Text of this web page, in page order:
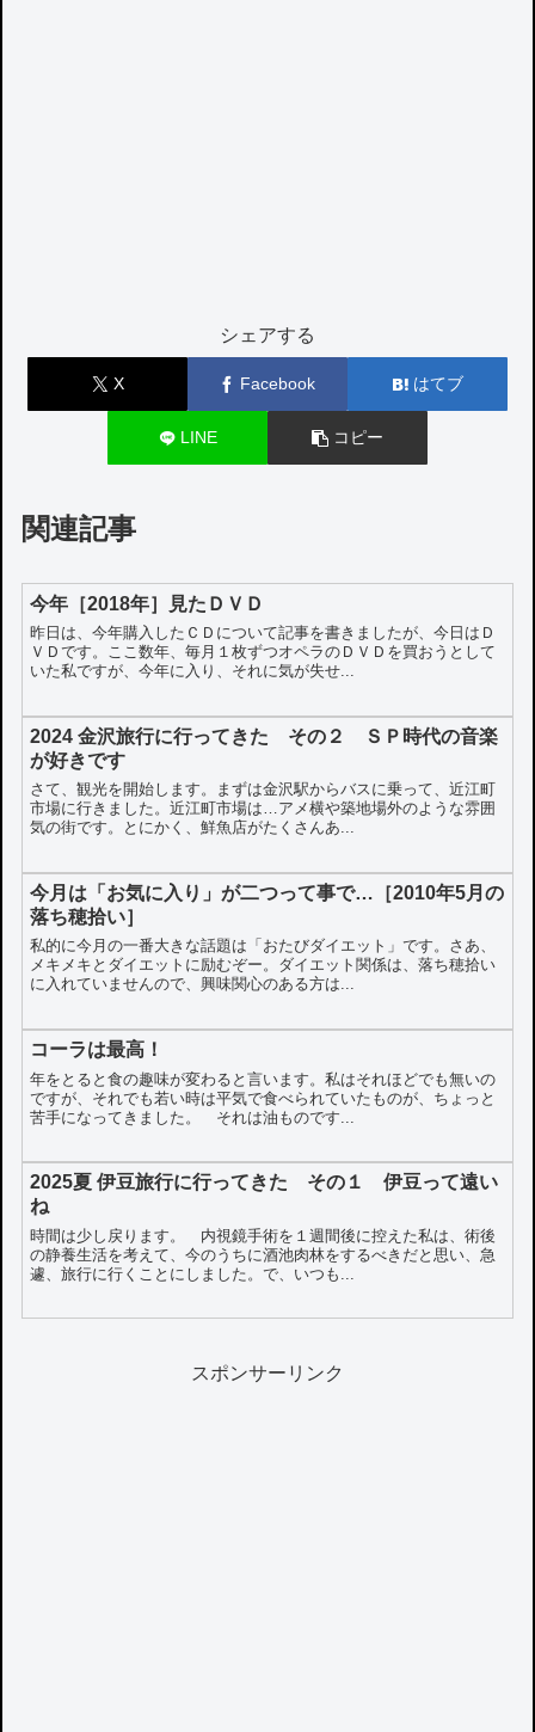
シェアする
X Facebook はてブ
LINE コピー
関連記事
今年［2018年］見たＤＶＤ
昨日は、今年購入したＣＤについて記事を書きましたが、今日はＤ
ＶＤです。ここ数年、毎月１枚ずつオペラのＤＶＤを買おうとして
いた私ですが、今年に入り、それに気が失せ...
2024 金沢旅行に行ってきた その２ ＳＰ時代の音楽
が好きです
さて、観光を開始します。まずは金沢駅からバスに乗って、近江町
市場に行きました。近江町市場は…アメ横や築地場外のような雰囲
気の街です。とにかく、鮮魚店がたくさんあ...
今月は「お気に入り」が二つって事で…［2010年5月の
落ち穂拾い］
私的に今月の一番大きな話題は「おたびダイエット」です。さあ、
メキメキとダイエットに励むぞー。ダイエット関係は、落ち穂拾い
に入れていませんので、興味関心のある方は...
コーラは最高！
年をとると食の趣味が変わると言います。私はそれほどでも無いの
ですが、それでも若い時は平気で食べられていたものが、ちょっと
苦手になってきました。 それは油ものです...
2025夏 伊豆旅行に行ってきた その１ 伊豆って遠い
ね
時間は少し戻ります。 内視鏡手術を１週間後に控えた私は、術後
の静養生活を考えて、今のうちに酒池肉林をするべきだと思い、急
遽、旅行に行くことにしました。で、いつも...
スポンサーリンク